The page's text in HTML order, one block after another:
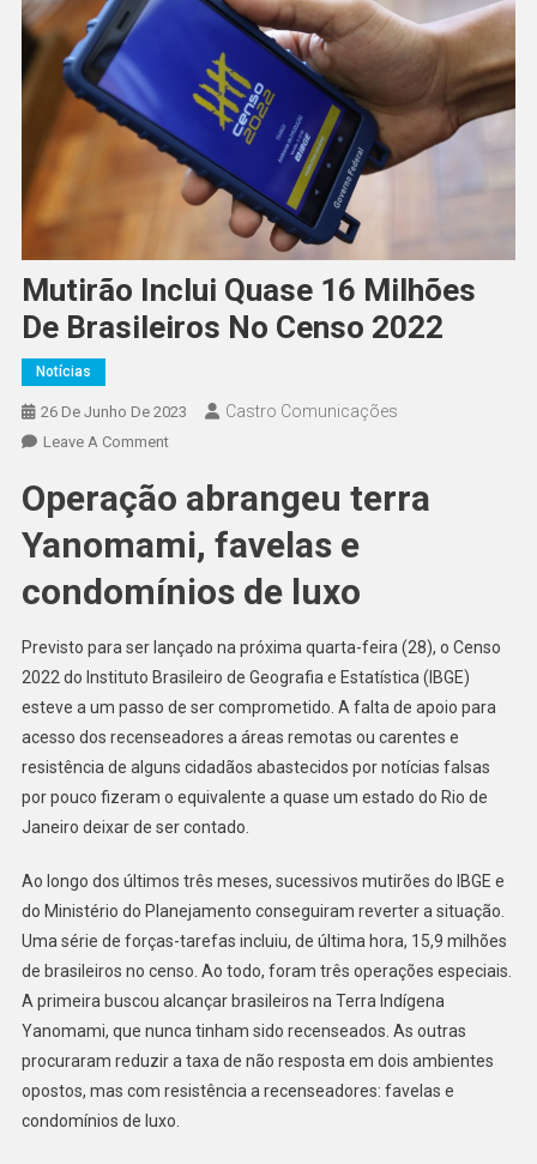
Mutirão Inclui Quase 16 Milhões
De Brasileiros No Censo 2022
Notícias
26 De Junho De 2023 Castro Comunicações
Leave A Comment
Operação abrangeu terra
Yanomami, favelas e
condomínios de luxo
Previsto para ser lançado na próxima quarta-feira (28), o Censo
2022 do Instituto Brasileiro de Geografia e Estatística (IBGE)
esteve a um passo de ser comprometido. A falta de apoio para
acesso dos recenseadores a áreas remotas ou carentes e
resistência de alguns cidadãos abastecidos por notícias falsas
por pouco fizeram o equivalente a quase um estado do Rio de
Janeiro deixar de ser contado.
Ao longo dos últimos três meses, sucessivos mutirões do IBGE e
do Ministério do Planejamento conseguiram reverter a situação.
Uma série de forças-tarefas incluiu, de última hora, 15,9 milhões
de brasileiros no censo. Ao todo, foram três operações especiais.
A primeira buscou alcançar brasileiros na Terra Indígena
Yanomami, que nunca tinham sido recenseados. As outras
procuraram reduzir a taxa de não resposta em dois ambientes
opostos, mas com resistência a recenseadores: favelas e
condomínios de luxo.